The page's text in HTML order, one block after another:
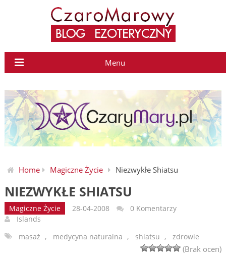
Menu
Home Magiczne Życie Niezwykłe Shiatsu
NIEZWYKŁE SHIATSU
Magiczne Życie 28-04-2008
0 Komentarzy
Islands
masaż , medycyna naturalna , shiatsu , zdrowie
(Brak ocen)